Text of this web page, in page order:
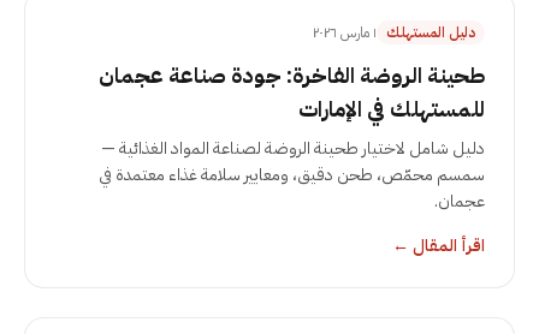
دليل المستهلك ١ مارس ٢٠٢٦
طحينة الروضة الفاخرة: جودة صناعة عجمان
للمستهلك في الإمارات
دليل شامل لاختيار طحينة الروضة لصناعة المواد الغذائية —
سمسم محمّص، طحن دقيق، ومعايير سلامة غذاء معتمدة في
عجمان.
اقرأ المقال ←